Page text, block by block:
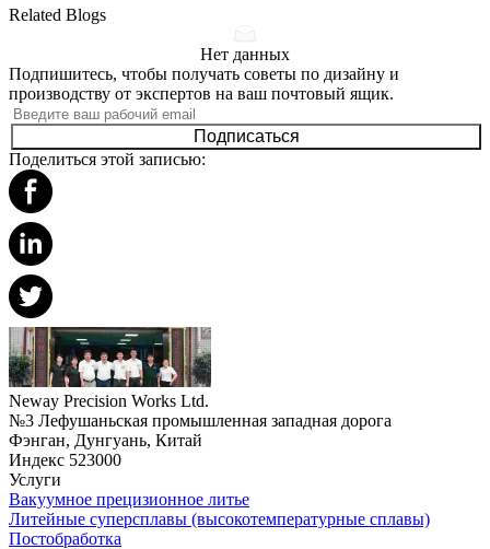
Related Blogs
Нет данных
Подпишитесь, чтобы получать советы по дизайну и
производству от экспертов на ваш почтовый ящик.
Подписаться
Поделиться этой записью:
Neway Precision Works Ltd.
№3 Лефушаньская промышленная западная дорога
Фэнган, Дунгуань, Китай
Индекс 523000
Услуги
Вакуумное прецизионное литье
Литейные суперсплавы (высокотемпературные сплавы)
Постобработка